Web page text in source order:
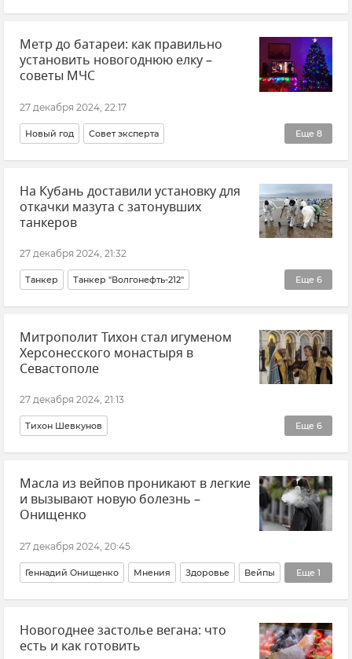
Крым Новости Крыма
Прокуратура Республики Крым
Метр до батареи: как правильно
установить новогоднюю елку –
советы МЧС
27 декабря 2024, 22:17
Еще 8
Новый год Совет эксперта
ГУ МЧС РФ по Республике Крым Игорь Скуртул
Общество Крым Новости Крыма
Новый год 2025 Новый год в Крыму
Безопасность
На Кубань доставили установку для
откачки мазута с затонувших
танкеров
27 декабря 2024, 21:32
Еще 6
Танкер Танкер "Волгонефть-212"
Танкеры "Волгонефть 212" и "Волгонефть 239" в Керченском проливе
Разлив нефтепродуктов в Черном море
Разлив нефтепродуктов Разлив мазута Кубань
Вениамин Кондратьев
Митрополит Тихон стал игуменом
Херсонесского монастыря в
Севастополе
27 декабря 2024, 21:13
Еще 6
Тихон Шевкунов
Симферопольская и Крымская епархия
Крымская митрополия
РПЦ (Русская православная церковь)
Масла из вейпов проникают в легкие
и вызывают новую болезнь –
Онищенко
27 декабря 2024, 20:45
Еще 1
Геннадий Онищенко Мнения Здоровье Вейпы
РАН
Новогоднее застолье вегана: что
есть и как готовить